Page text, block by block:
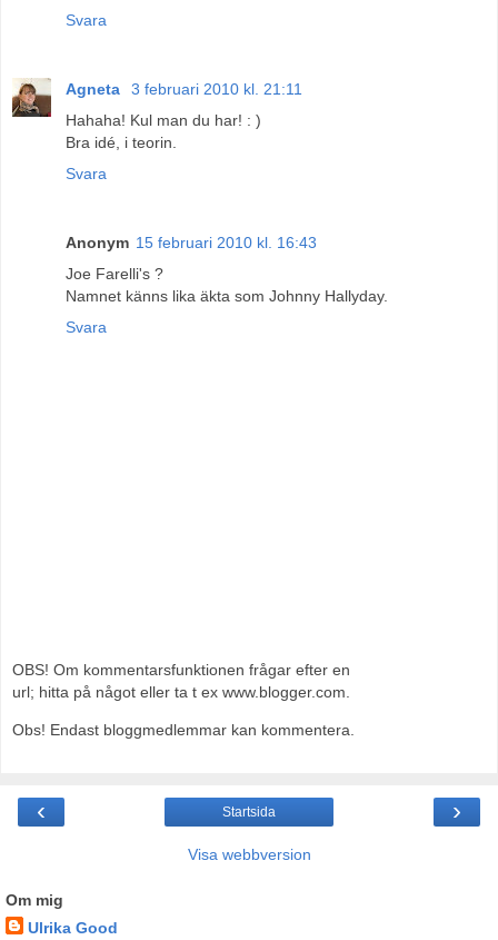
Svara
Agneta
3 februari 2010 kl. 21:11
Hahaha! Kul man du har! : )
Bra idé, i teorin.
Svara
Anonym 15 februari 2010 kl. 16:43
Joe Farelli's ?
Namnet känns lika äkta som Johnny Hallyday.
Svara
OBS! Om kommentarsfunktionen frågar efter en
url; hitta på något eller ta t ex www.blogger.com.
Obs! Endast bloggmedlemmar kan kommentera.
‹ ›
Startsida
Visa webbversion
Om mig
Ulrika Good